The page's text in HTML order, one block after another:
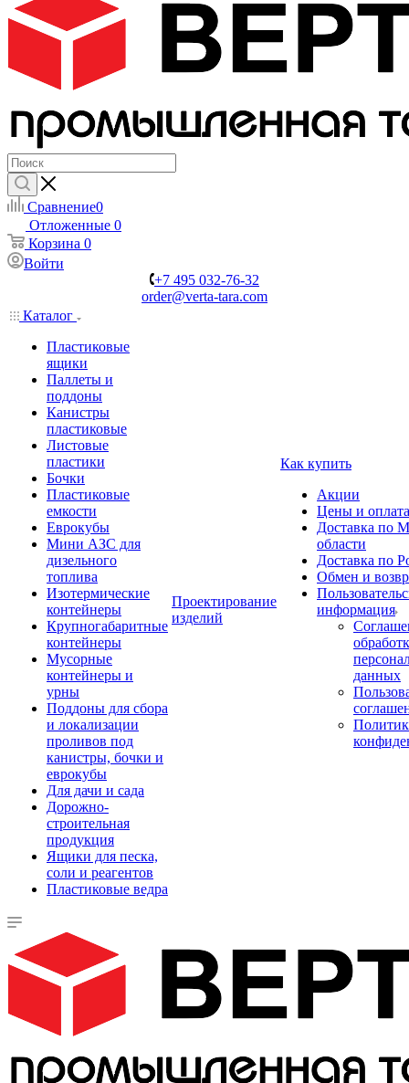
Сравнение0
Отложенные 0
Корзина 0
Войти
+7 495 032-76-32
order@verta-tara.com
Каталог
Пластиковые
ящики
Паллеты и
поддоны
Канистры
пластиковые
Листовые
пластики
Бочки
Пластиковые
емкости
Еврокубы
Мини АЗС для
дизельного
топлива
Изотермические
контейнеры
Крупногабаритные
контейнеры
Мусорные
контейнеры и
урны
Поддоны для сбора
и локализации
проливов под
канистры, бочки и
еврокубы
Для дачи и сада
Дорожно-
строительная
продукция
Ящики для песка,
соли и реагентов
Пластиковые ведра
Проектирование
изделий
Как купить
Акции
Цены и оплата
Доставка по
области
Доставка по
Обмен и
информация
данных